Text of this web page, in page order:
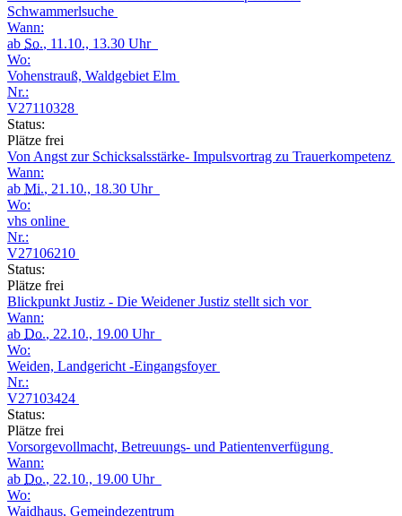
Schwammerlsuche
Wann:
ab So., 11.10., 13.30 Uhr
Wo:
Vohenstrauß, Waldgebiet Elm
Nr.:
V27110328
Status:
Plätze frei
Von Angst zur Schicksalsstärke- Impulsvortrag zu Trauerkompetenz
Wann:
ab Mi., 21.10., 18.30 Uhr
Wo:
vhs online
Nr.:
V27106210
Status:
Plätze frei
Blickpunkt Justiz - Die Weidener Justiz stellt sich vor
Wann:
ab Do., 22.10., 19.00 Uhr
Wo:
Weiden, Landgericht -Eingangsfoyer
Nr.:
V27103424
Status:
Plätze frei
Vorsorgevollmacht, Betreuungs- und Patientenverfügung
Wann:
ab Do., 22.10., 19.00 Uhr
Wo:
Waidhaus, Gemeindezentrum